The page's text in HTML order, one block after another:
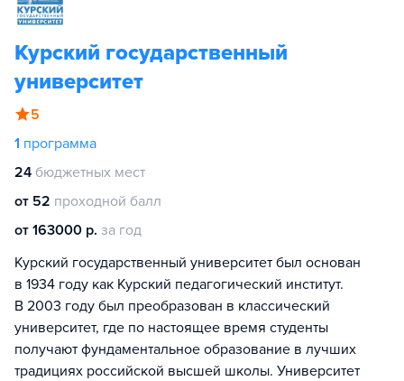
Курский государственный
университет
5
1 программа
24 бюджетных мест
от 52 проходной балл
от 163000 р. за год
Курский государственный университет был основан
в 1934 году как Курский педагогический институт.
В 2003 году был преобразован в классический
университет, где по настоящее время студенты
получают фундаментальное образование в лучших
традициях российской высшей школы. Университет